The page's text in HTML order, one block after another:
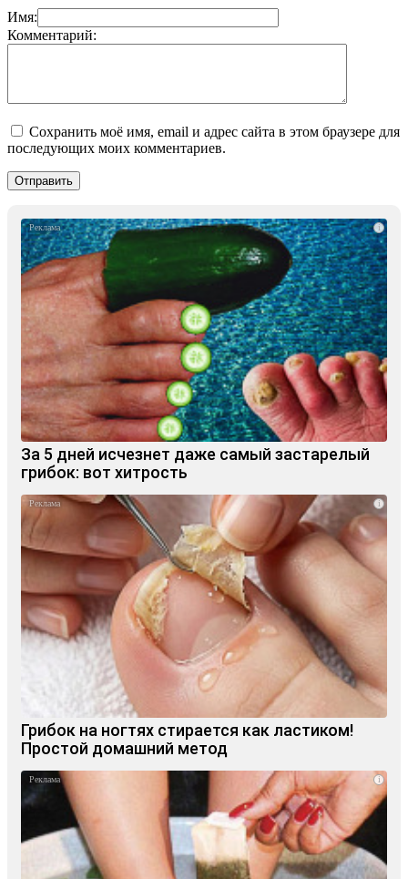
Имя:
Комментарий:
Сохранить моё имя, email и адрес сайта в этом браузере для
последующих моих комментариев.
i
За 5 дней исчезнет даже самый застарелый
грибок: вот хитрость
i
Грибок на ногтях стирается как ластиком!
Простой домашний метод
i